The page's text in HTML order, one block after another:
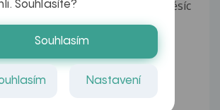
problem který mě poslední měsíc
omezuje. Před...
puse nahoře na patře se mi
bílý pupen - je tam...
jazyku
Souhlasíte?
Souhlasím
Nastavení